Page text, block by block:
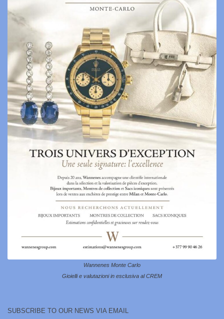
Wannenes Monte Carlo
Gioielli e valutazioni in esclusiva al CREM
SUBSCRIBE TO OUR NEWS VIA EMAIL